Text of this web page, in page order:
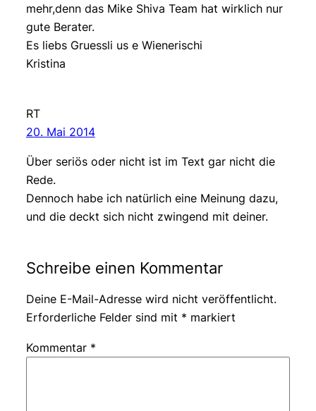
mehr,denn das Mike Shiva Team hat wirklich nur
gute Berater.
Es liebs Gruessli us e Wienerischi
Kristina
RT
20. Mai 2014
Über seriös oder nicht ist im Text gar nicht die
Rede.
Dennoch habe ich natürlich eine Meinung dazu,
und die deckt sich nicht zwingend mit deiner.
Schreibe einen Kommentar
Deine E-Mail-Adresse wird nicht veröffentlicht.
Erforderliche Felder sind mit * markiert
Kommentar *